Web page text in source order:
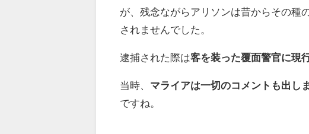
が、残念ながらアリソンは昔からその種
されませんでした。
逮捕された際は客を装った覆面警官に現
当時、 マライアは一切のコメントも出し
ですね。